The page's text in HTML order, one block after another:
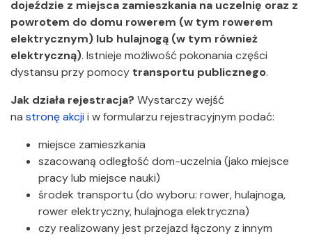
dojeździe z miejsca zamieszkania na uczelnię oraz z
powrotem do domu rowerem (w tym rowerem
elektrycznym) lub hulajnogą (w tym również
elektryczną). Istnieje możliwość pokonania części
dystansu przy pomocy transportu publicznego.
Jak działa rejestracja? Wystarczy wejść
na stronę akcjii w formularzu rejestracyjnym podać:
miejsce zamieszkania
szacowaną odległość dom-uczelnia (jako miejsce
pracy lub miejsce nauki)
środek transportu (do wyboru: rower, hulajnoga,
rower elektryczny, hulajnoga elektryczna)
czy realizowany jest przejazd łączony z innym